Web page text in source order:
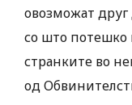
овозможат друг
со што потешко
странките во
од